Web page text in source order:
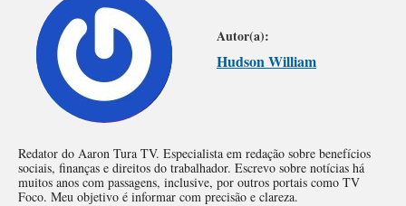
Autor(a):
Hudson William
Redator do Aaron Tura TV. Especialista em redação sobre benefícios
sociais, finanças e direitos do trabalhador. Escrevo sobre notícias há
muitos anos com passagens, inclusive, por outros portais como TV
Foco. Meu objetivo é informar com precisão e clareza.